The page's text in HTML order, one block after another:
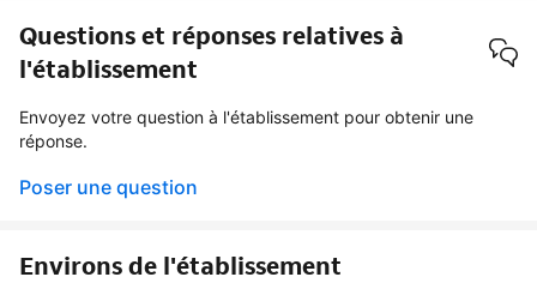
Questions et réponses relatives à
l'établissement
Envoyez votre question à l'établissement pour obtenir une
réponse.
Poser une question
Environs de l'établissement